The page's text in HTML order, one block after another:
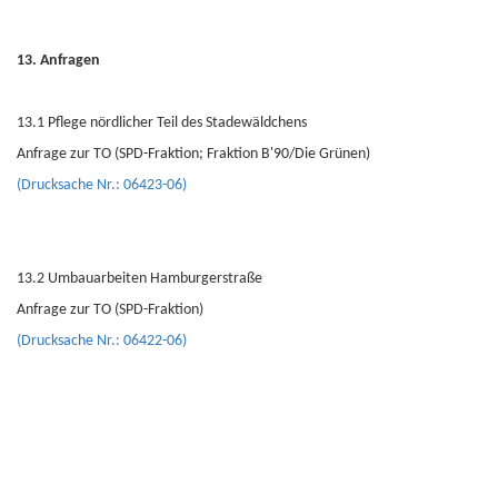
13. Anfragen
13.1 Pflege nördlicher Teil des Stadewäldchens
Anfrage zur TO (SPD-Fraktion; Fraktion B'90/Die Grünen)
(Drucksache Nr.: 06423-06)
13.2 Umbauarbeiten Hamburgerstraße
Anfrage zur TO (SPD-Fraktion)
(Drucksache Nr.: 06422-06)